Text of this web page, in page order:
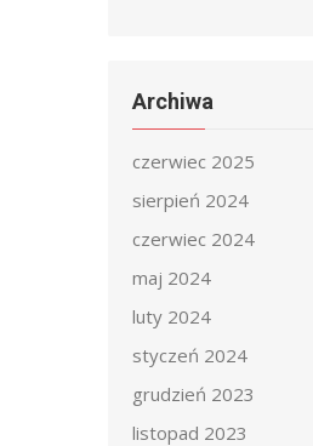
Archiwa
czerwiec 2025
sierpień 2024
czerwiec 2024
maj 2024
luty 2024
styczeń 2024
grudzień 2023
listopad 2023